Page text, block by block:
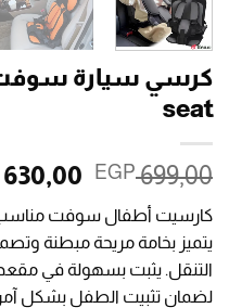
seat
EGP699,00
السعر
هو:
كارسيت أطفال سوفت
يتميز بخامة مريحة مبطنة
التنقل. يثبت بسهولة في
لضمان تثبيت الطفل بشكل